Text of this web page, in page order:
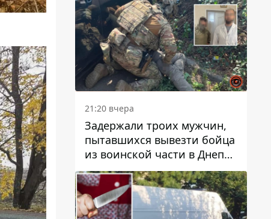
21:20 вчера
Задержали троих мужчин,
пытавшихся вывезти бойца
из воинской части в Днепр
за 7 тысяч долларов: среди
них был врач